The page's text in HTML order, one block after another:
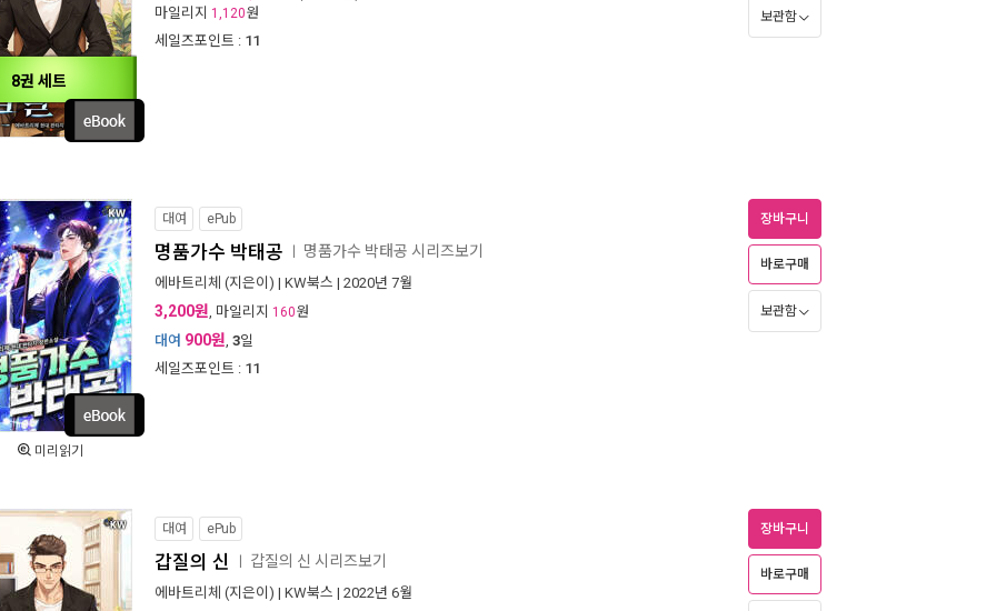
8권 세트
마일리지 1,120원
세일즈포인트 : 11
보관함
미리읽기
대여 ePub
명품가수 박태공 명품가수 박태공 시리즈보기
에바트리체 (지은이) | KW북스 | 2020년 7월
3,200원, 마일리지 160원
대여 900원, 3일
세일즈포인트 : 11
장바구니
바로구매
보관함
대여 ePub
갑질의 신 갑질의 신 시리즈보기
에바트리체 (지은이) | KW북스 | 2022년 6월
장바구니
바로구매